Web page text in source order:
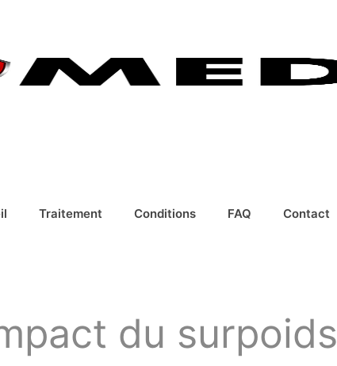
Traitement Conditions FAQ Contact
du surpoids